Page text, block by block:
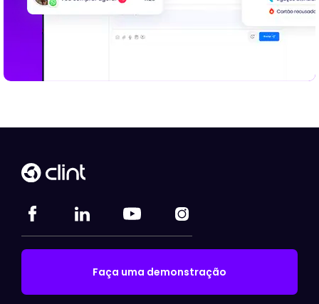
Faça uma demonstração